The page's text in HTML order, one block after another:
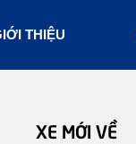
THIỆU
XE MỚI VỀ